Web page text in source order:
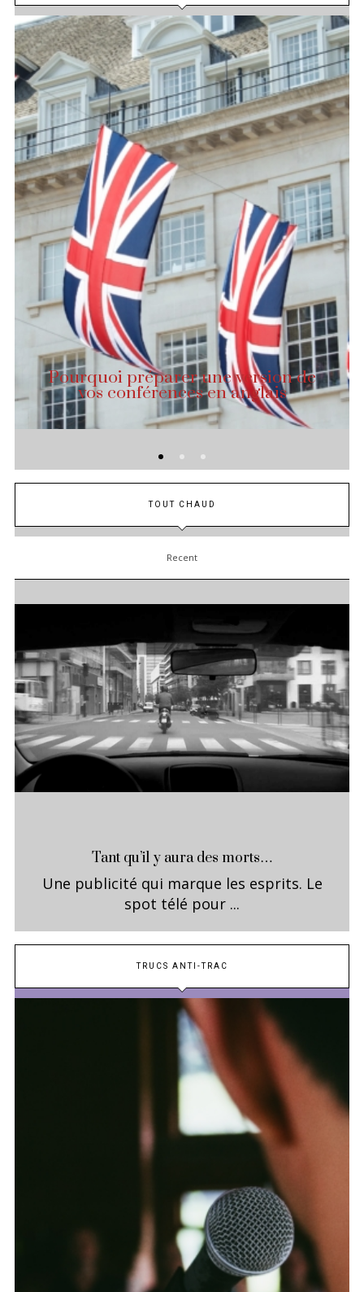
Pourquoi préparer une version de
vos conférences en anglais
TOUT CHAUD
Recent
Tant qu’il y aura des morts…
Une publicité qui marque les esprits. Le
spot télé pour ...
TRUCS ANTI-TRAC